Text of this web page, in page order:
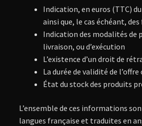
Indication, en euros (TTC)
ainsi que, le cas échéant,
Indication des modalités de
livraison, ou d’exécution
L’existence d’un droit de
La durée de validité de l’offre
État du stock des produits
L’ensemble de ces informations
langues française et traduites en